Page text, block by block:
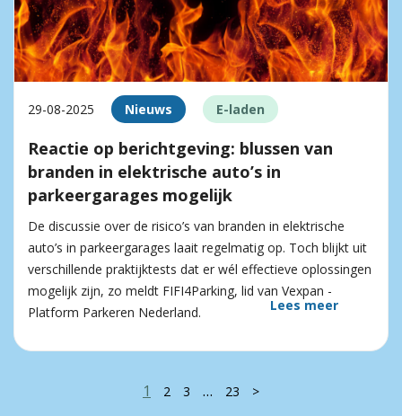
29-08-2025 Nieuws E-laden
Reactie op berichtgeving: blussen van
branden in elektrische auto’s in
parkeergarages mogelijk
De discussie over de risico’s van branden in elektrische
auto’s in parkeergarages laait regelmatig op. Toch blijkt uit
verschillende praktijktests dat er wél effectieve oplossingen
mogelijk zijn, zo meldt FIFI4Parking, lid van Vexpan -
Platform Parkeren Nederland.
Lees meer
1 2 3 … 23 >